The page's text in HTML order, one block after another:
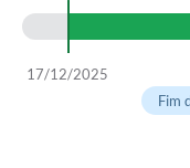
Audiências Públicas
Arquivos para Download
17/12/2025
Fim